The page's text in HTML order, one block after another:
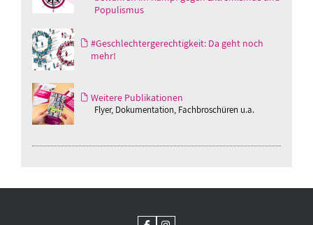
Populismus
#Geschlechtergerechtigkeit: Da geht noch
mehr!
Weitere Publikationen
Flyer, Dokumentation, Fachbroschüren u.a.